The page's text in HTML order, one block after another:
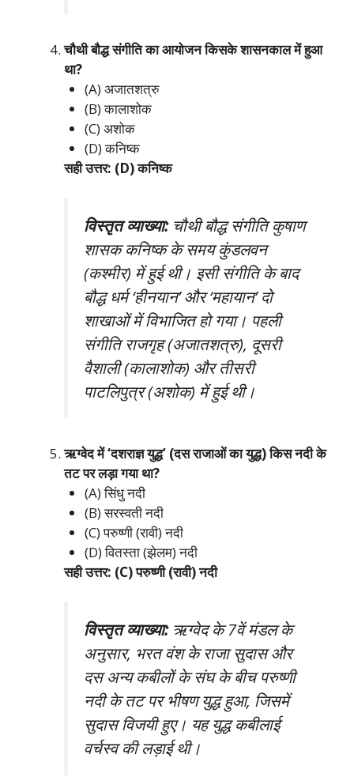
चौथी बौद्ध संगीति का आयोजन किसके शासनकाल में हुआ
था?
(A) अजातशत्रु
(B) कालाशोक
(C) अशोक
(D) कनिष्क
सही उत्तर: (D) कनिष्क
विस्तृत व्याख्या:चौथी बौद्ध संगीति कुषाण
शासक कनिष्क के समय कुंडलवन
(कश्मीर) में हुई थी। इसी संगीति के बाद
बौद्ध धर्म ‘हीनयान’ और ‘महायान’ दो
शाखाओं में विभाजित हो गया। पहली
संगीति राजगृह (अजातशत्रु), दूसरी
वैशाली (कालाशोक) और तीसरी
पाटलिपुत्र (अशोक) में हुई थी।
ऋग्वेद में ‘दशराज्ञ युद्ध’ (दस राजाओं का युद्ध) किस नदी के
तट पर लड़ा गया था?
(A) सिंधु नदी
(B) सरस्वती नदी
(C) परुष्णी (रावी) नदी
(D) वितस्ता (झेलम) नदी
सही उत्तर: (C) परुष्णी (रावी) नदी
विस्तृत व्याख्या:ऋग्वेद के 7वें मंडल के
अनुसार, भरत वंश के राजा सुदास और
दस अन्य कबीलों के संघ के बीच परुष्णी
नदी के तट पर भीषण युद्ध हुआ, जिसमें
सुदास विजयी हुए। यह युद्ध कबीलाई
वर्चस्व की लड़ाई थी।